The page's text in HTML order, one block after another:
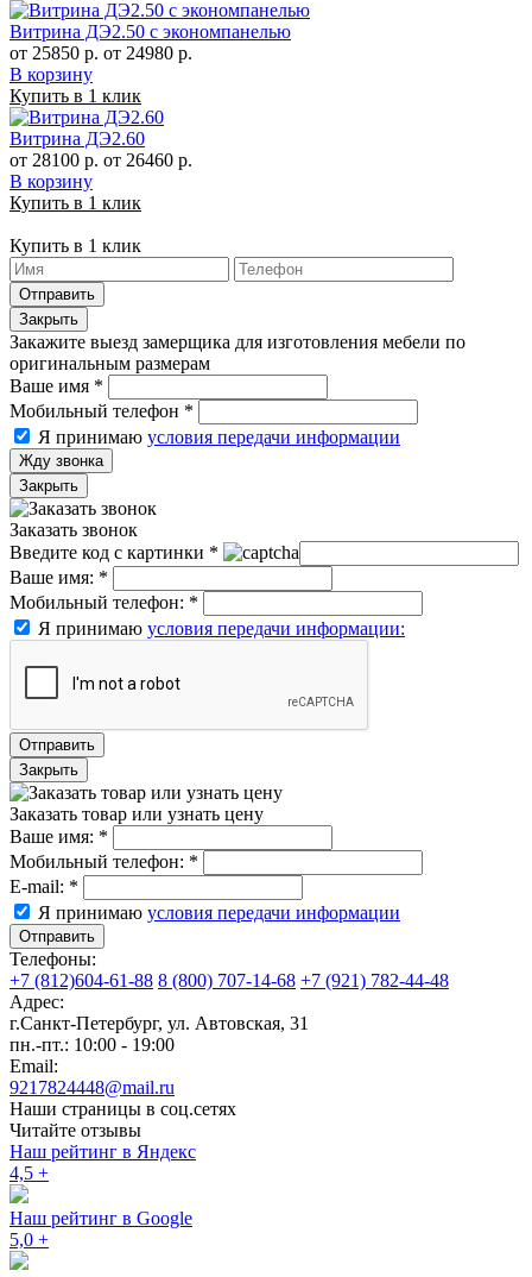
Витрина ДЭ2.50 с экономпанелью
от 25850 р. от 24980 р.
В корзину
Купить в 1 клик
Витрина ДЭ2.60
от 28100 р. от 26460 р.
В корзину
Купить в 1 клик
Купить в 1 клик
Отправить
Закрыть
Закажите выезд замерщика для изготовления мебели по
оригинальным размерам
Ваше имя *
Мобильный телефон *
Я принимаю условия передачи информации
Жду звонка
Закрыть
Заказать звонок
Введите код с картинки *
Ваше имя: *
Мобильный телефон: *
Я принимаю условия передачи информации:
Отправить
Закрыть
Заказать товар или узнать цену
Ваше имя: *
Мобильный телефон: *
E-mail: *
Я принимаю условия передачи информации
Отправить
Телефоны:
+7 (812)604-61-88 8 (800) 707-14-68 +7 (921) 782-44-48
Адрес:
г.Санкт-Петербург, ул. Автовская, 31
пн.-пт.: 10:00 - 19:00
Email:
9217824448@mail.ru
Наши страницы в соц.сетях
Читайте отзывы
Наш рейтинг в Яндекс
4,5 +
Наш рейтинг в Google
5,0 +